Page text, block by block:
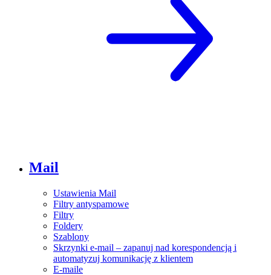
Mail
Ustawienia Mail
Filtry antyspamowe
Filtry
Foldery
Szablony
Skrzynki e-mail – zapanuj nad korespondencją i
automatyzuj komunikację z klientem
E-maile